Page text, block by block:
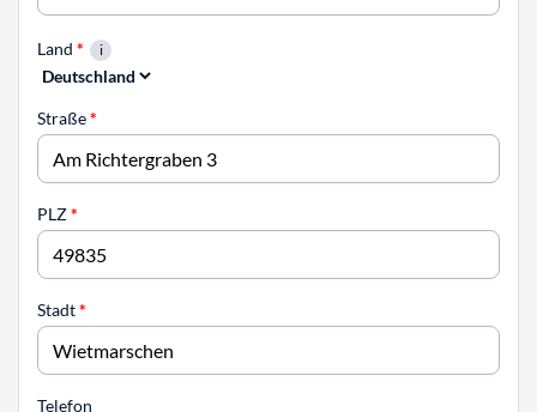
Land *
Straße*
PLZ*
Stadt*
Telefon